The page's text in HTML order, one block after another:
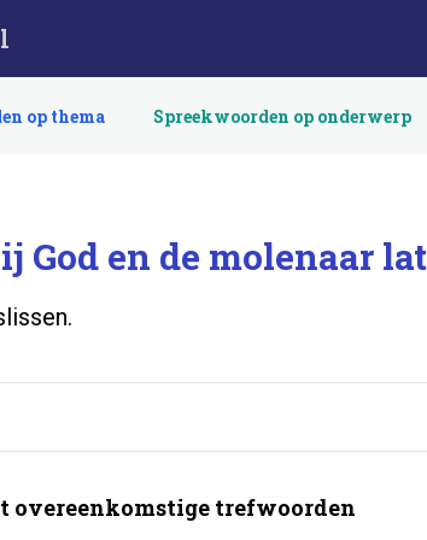
op thema Spreekwoorden op onderwerp
God en de molenaar
overeenkomstige trefwoorden